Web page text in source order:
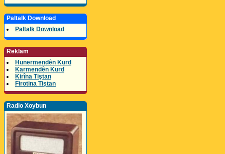
Paltalk Download
Paltalk Download
Reklam
Hunermendên Kurd
Karmendên Kurd
Kirîna Tiştan
Firotina Tiştan
Radio Xoybun